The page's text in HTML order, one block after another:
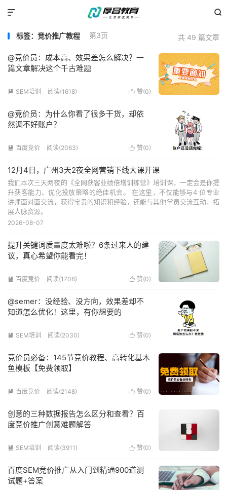


共 49 篇文章
标签：竞价推广教程 第3页
@竞价员：成本高、效果差怎么解决？一
篇文章解决这个千古难题
 赞(0)
 SEM培训 阅读(1618)
@竞价员：为什么你看了很多干货，却依
然调不好账户？
 赞(0)
 百度竞价 阅读(2063)
12月4日，广州3天2夜全网营销下线大课开课
我们本次三天两夜的《全网获客业绩倍增训练营》培训课，一定会是你提
升获客能力、优化投放策略的绝佳机会。 在这里，不仅能够与4 位专业
讲师面对面交流，获得宝贵的知识和经验，还能与其他学员交流互动，拓
展人脉资源。
2026-08-07
提升关键词质量度太难啦？6条过来人的建
议，真心希望你能看完！
 赞(0)
 百度竞价 阅读(1706)
@semer：没经验、没方向，效果差却不
知道怎么优化！这里，有你想要的
 赞(0)
 SEM培训 阅读(2030)
竞价员必备：145节竞价教程、高转化基木
鱼模板【免费领取】
 赞(0)
 百度竞价 阅读(2148)
创意的三种数据报告怎么区分和查看？百
度竞价推广创意难题解答
 赞(0)
 SEM培训 阅读(3911)
百度SEM竞价推广从入门到精通900道测
试题+答案